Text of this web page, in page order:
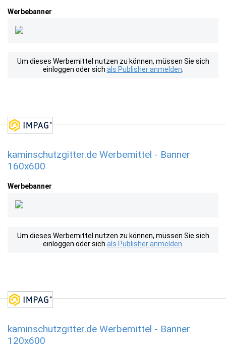
Werbebanner
Um dieses Werbemittel nutzen zu können, müssen Sie sich
einloggen oder sich als Publisher anmelden
kaminschutzgitter.de Werbemittel - Banner
160x600
Werbebanner
Um dieses Werbemittel nutzen zu können, müssen Sie sich
einloggen oder sich als Publisher anmelden
kaminschutzgitter.de Werbemittel - Banner
120x600